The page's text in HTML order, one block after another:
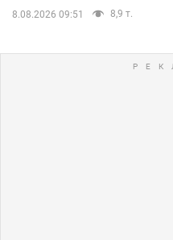
8.08.2026 09:51 8,9 т.